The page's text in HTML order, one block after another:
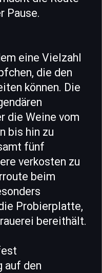
Pause.
eine Vielzahl
die den
können. Die
die Weine vom
bis hin zu
fünf
verkosten zu
beim
Probierplatte,
bereithält.
auf den